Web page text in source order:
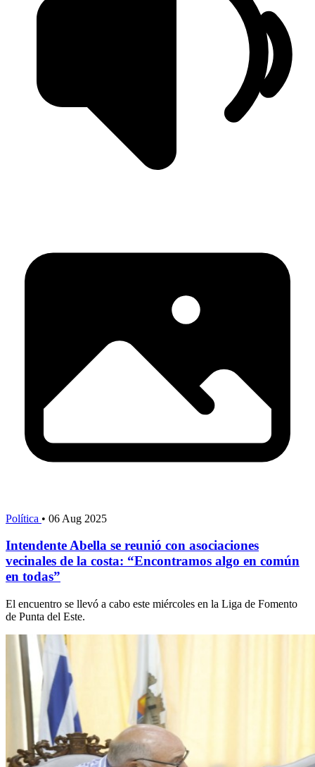
Política • 06 Aug 2025
Intendente Abella se reunió con asociaciones
vecinales de la costa: “Encontramos algo en común
en todas”
El encuentro se llevó a cabo este miércoles en la Liga de Fomento
de Punta del Este.